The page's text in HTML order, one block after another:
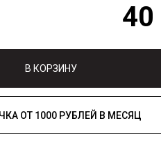
В КОРЗИНУ
РАССРОЧКА ОТ 1000 РУБЛЕЙ В МЕСЯЦ